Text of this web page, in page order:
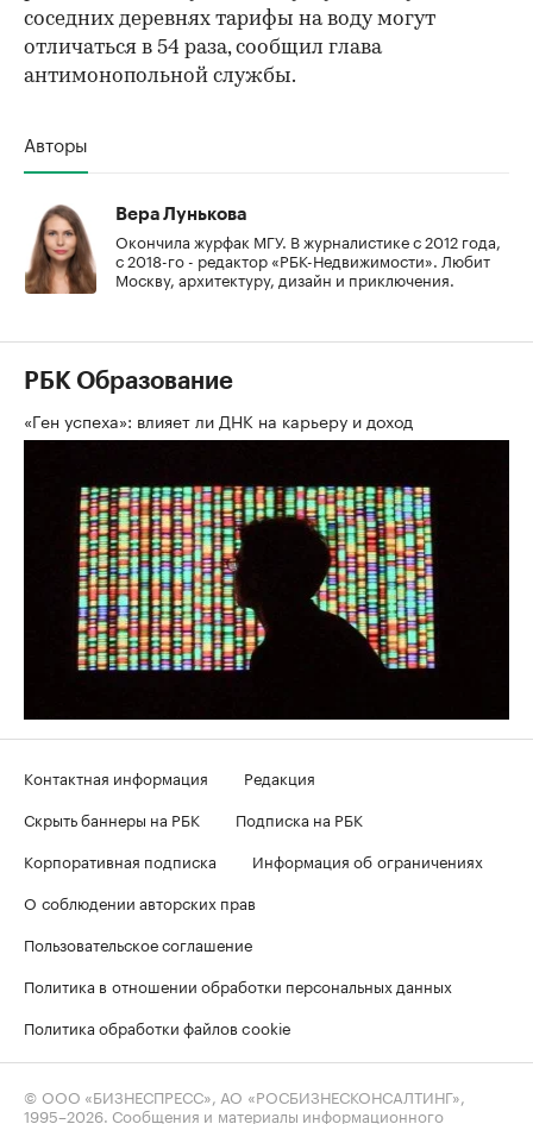
соседних деревнях тарифы на воду могут
отличаться в 54 раза, сообщил глава
антимонопольной службы.
Авторы
Вера Лунькова
Окончила журфак МГУ. В журналистике с 2012 года,
с 2018-го - редактор «РБК-Недвижимости». Любит
Москву, архитектуру, дизайн и приключения.
РБК Образование
«Ген успеха»: влияет ли ДНК на карьеру и доход
Контактная информация
Редакция
Скрыть баннеры на РБК
Подписка на РБК
Корпоративная подписка
Информация об ограничениях
О соблюдении авторских прав
Пользовательское соглашение
Политика в отношении обработки персональных данных
Политика обработки файлов cookie
© ООО «БИЗНЕСПРЕСС», АО «РОСБИЗНЕСКОНСАЛТИНГ»,
1995–2026 . Сообщения и материалы информационного